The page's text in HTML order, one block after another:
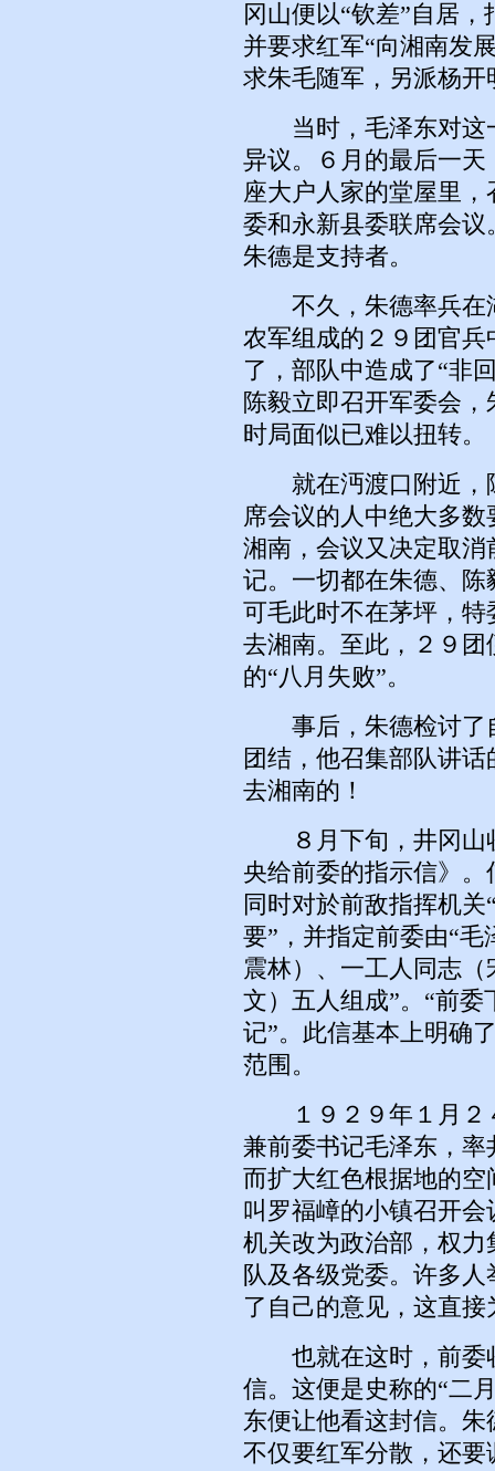
冈山便以“钦差”自居
并要求红军“向湘南发
求朱毛随军，另派杨
当时，毛泽东对这
异议。６月的最后一
座大户人家的堂屋里
委和永新县委联席会
朱德是支持者。
不久，朱德率兵在
农军组成的２９团官
了，部队中造成了“非
陈毅立即召开军委会
时局面似已难以扭转。
就在沔渡口附近，
席会议的人中绝大多
湘南，会议又决定取
记。一切都在朱德、
可毛此时不在茅坪，
去湘南。至此，２９
的“八月失败”。
事后，朱德检讨了
团结，他召集部队讲
去湘南的！
８月下旬，井冈山
央给前委的指示信》
同时对於前敌指挥机
要”，并指定前委由“
震林）、一工人同志
文）五人组成”。“前
记”。此信基本上明确
范围。
１９２９年１月２
兼前委书记毛泽东，
而扩大红色根据地的
叫罗福嶂的小镇召开
机关改为政治部，权
队及各级党委。许多
了自己的意见，这直
也就在这时，前委
信。这便是史称的“二
东便让他看这封信。
不仅要红军分散，还